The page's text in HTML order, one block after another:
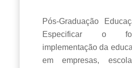
Pós-Graduação
Especificar o
implementação da
em empresas,